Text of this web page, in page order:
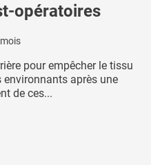
opératoires
pour empêcher le tissu
après une
de ces...